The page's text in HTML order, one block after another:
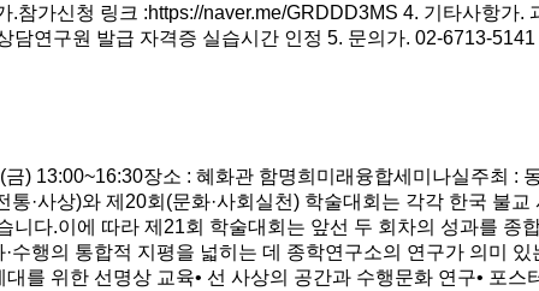
가신청 링크 :https://naver.me/GRDDD3MS 4. 기타사항가.
연구원 발급 자격증 실습시간 인정 5. 문의가. 02-6713-
) 13:00~16:30장소 : 혜화관 함명희미래융합세미나실주최
·사상)와 제20회(문화·사회실천) 학술대회는 각각 한국 불
다.이에 따라 제21회 학술대회는 앞선 두 회차의 성과를 종
수행의 통합적 지평을 넓히는 데 종학연구소의 연구가 의미
를 위한 선명상 교육• 선 사상의 공간과 수행문화 연구• 포